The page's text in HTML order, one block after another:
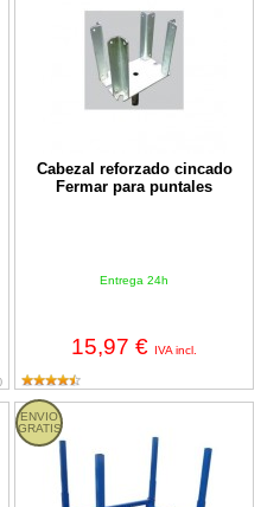
Cabezal reforzado cincado
Fermar para puntales
Entrega 24h
15,97 € IVA incl.
galvanizado de 400kg
ENVIO
GRATIS
Pallet stock Dacame 1200 kg (Kit